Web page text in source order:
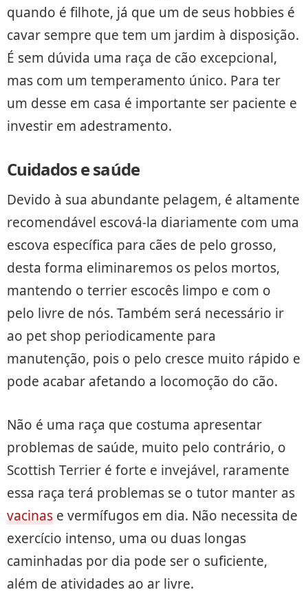
quando é filhote, já que um de seus hobbies é
cavar sempre que tem um jardim à disposição.
É sem dúvida uma raça de cão excepcional,
mas com um temperamento único. Para ter
um desse em casa é importante ser paciente e
investir em adestramento.
Cuidados e saúde
Devido à sua abundante pelagem, é altamente
recomendável escová-la diariamente com uma
escova específica para cães de pelo grosso,
desta forma eliminaremos os pelos mortos,
mantendo o terrier escocês limpo e com o
pelo livre de nós. Também será necessário ir
ao pet shop periodicamente para
manutenção, pois o pelo cresce muito rápido e
pode acabar afetando a locomoção do cão.
Não é uma raça que costuma apresentar
problemas de saúde, muito pelo contrário, o
Scottish Terrier é forte e invejável, raramente
essa raça terá problemas se o tutor manter as
vacinas e vermífugos em dia. Não necessita de
exercício intenso, uma ou duas longas
caminhadas por dia pode ser o suficiente,
além de atividades ao ar livre.